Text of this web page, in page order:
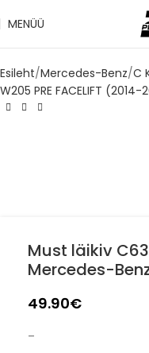
MENÜÜ
Esileht Mercedes-Benz C
W205 PRE FACELIFT (2014-
Must läikiv
Mercedes-
49.90€
–